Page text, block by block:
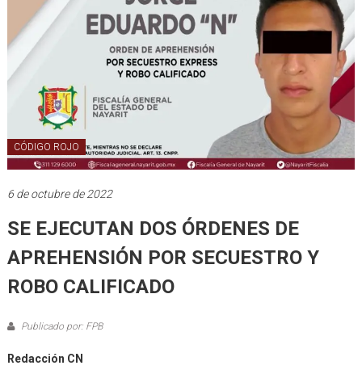
CÓDIGO ROJO
6 de octubre de 2022
SE EJECUTAN DOS ÓRDENES DE
APREHENSIÓN POR SECUESTRO Y
ROBO CALIFICADO
Publicado por: FPB
Redacción CN